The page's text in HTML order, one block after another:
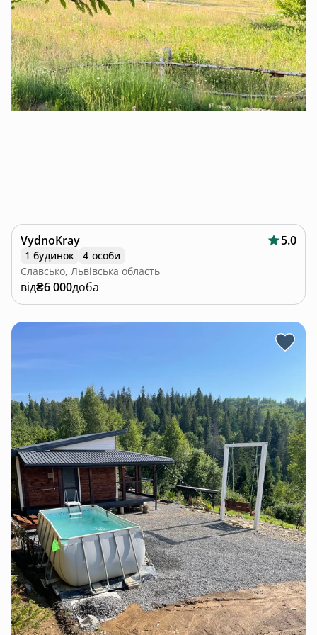
VydnoKray 5.0
1 будинок
4 особи
Славсько, Львівська область
від₴6 000доба